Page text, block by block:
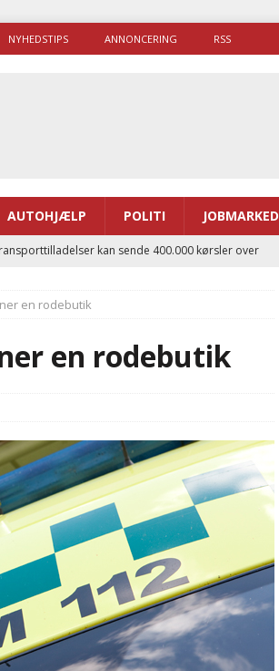
NYHEDSTIPS ANNONCERING RSS
AUTOHJÆLP POLITI JOBMARKED
kan sende 400.000 kørsler over
til Samsø
lidt længere tid på at komme af sted i 2025
skal ruste betjentene til mere kompleks
responstid steg med 9 sekunder i 2025
en rodebutik
en rodebutik